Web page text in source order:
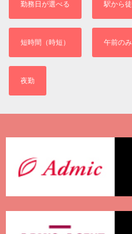
勤務日が選べる 駅から
短時間（時短） 午前のみ
夜勤